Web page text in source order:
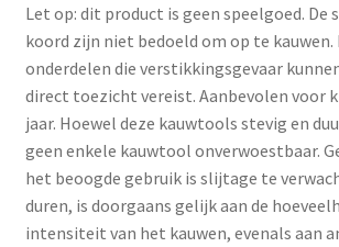
Let op: dit product is geen speelgoed. De
koord zijn niet bedoeld om op te kauwen.
onderdelen die verstikkingsgevaar
direct toezicht vereist. Aanbevolen voor
jaar. Hoewel deze kauwtools stevig en
geen enkele kauwtool onverwoestbaar.
het beoogde gebruik is slijtage te
duren, is doorgaans gelijk aan de
intensiteit van het kauwen, evenals aan